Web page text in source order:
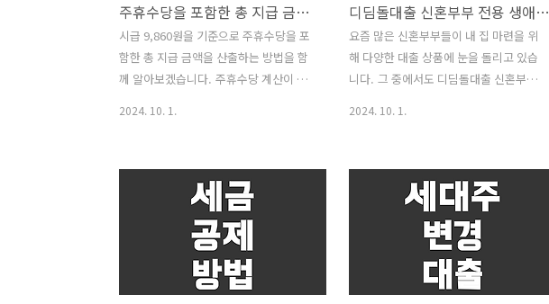
주휴수당을 포함한 총 지급 금액 계산하기
시급 9,860원을 기준으로 주휴수당을 포
함한 총 지급 금액을 산출하는 방법을 함
께 알아보겠습니다. 주휴수당 계산이 복
선 각 날짜별 근무 시간을 계산해 봅시
다. • 9/9: 3시간• 9/15: 6시간 30분•
9/16: 6시간• 9/17: 6시간• 9/21: 4시간
30분• 9/23: 4시간• 9/26: 3시간 30분•
9/28: 5시간• 9/30: 5시간 합계:3 + 6.5 +
6 + 6 + 4.5 + 4 + 3.5 + 5 + 5 = 43.5시
간 💡 주휴수당 계산 주휴수당은 일주일
2024. 10. 1.
디딤돌대출 신혼부부 전용 생애최초특례구입자금보증 신청 후 날짜 변경 가능 여부
요즘 많은 신혼부부들이 내 집 마련을 위
해 다양한 대출 상품에 눈을 돌리고 있습
니다. 그 중에서도 디딤돌대출 신혼부부
가능할까요? 오늘은 이와 관련된 정보를
상세히 알아보겠습니다. 💡 디딤돌대출
신혼부부 전용 대출의 개요 디딤돌대출은
한국주택금융공사(HF)에서 운영하는 정
책 대출 상품 중 하나로, 신혼부부를 위한
특별한 혜택이 포함되어 있습니다. 특히,
생애최초 주택 구입자금 보증은 주택 구
2024. 10. 1.